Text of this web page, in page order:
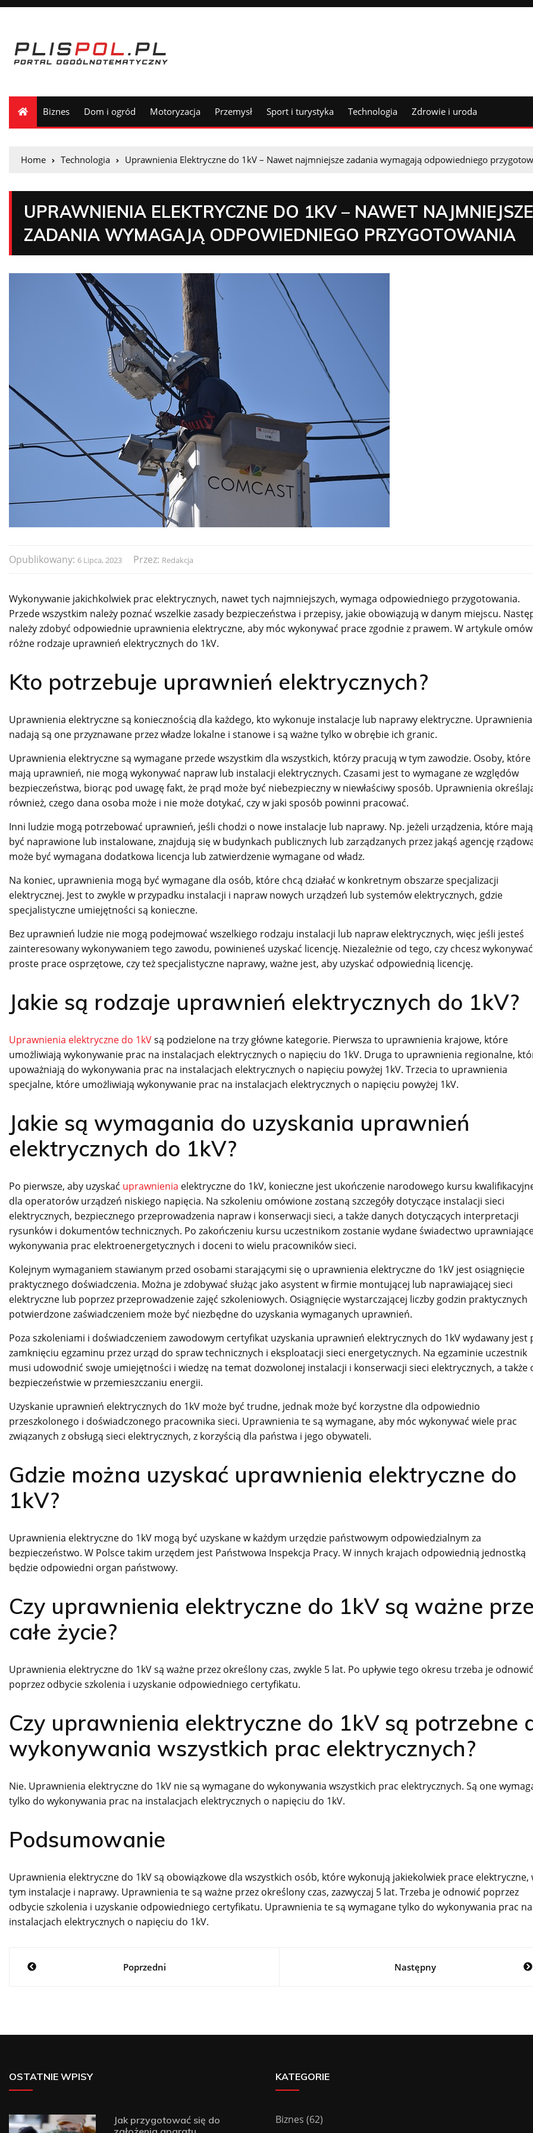
Biznes Dom i ogród Motoryzacja Przemysł Sport i turystyka Technologia Zdrowie i uroda
Home Technologia Uprawnienia Elektryczne do 1kV – Nawet najmniejsze zadania wymagają odpowiedniego
UPRAWNIENIA ELEKTRYCZNE DO 1KV – NAWET NAJMNIEJSZE
ZADANIA WYMAGAJĄ ODPOWIEDNIEGO PRZYGOTOWANIA
Opublikowany: 6 Lipca, 2023 Przez: Redakcja
Wykonywanie jakichkolwiek prac elektrycznych, nawet tych najmniejszych, wymaga odpowiedniego przygotowania.
Przede wszystkim należy poznać wszelkie zasady bezpieczeństwa i przepisy, jakie obowiązują w danym miejscu.
należy zdobyć odpowiednie uprawnienia elektryczne, aby móc wykonywać prace zgodnie z prawem. W artykule
różne rodzaje uprawnień elektrycznych do 1kV.
Kto potrzebuje uprawnień elektrycznych?
Uprawnienia elektryczne są koniecznością dla każdego, kto wykonuje instalacje lub naprawy elektryczne. Uprawnienia
nadają są one przyznawane przez władze lokalne i stanowe i są ważne tylko w obrębie ich granic.
Uprawnienia elektryczne są wymagane przede wszystkim dla wszystkich, którzy pracują w tym zawodzie. Osoby,
mają uprawnień, nie mogą wykonywać napraw lub instalacji elektrycznych. Czasami jest to wymagane ze względów
bezpieczeństwa, biorąc pod uwagę fakt, że prąd może być niebezpieczny w niewłaściwy sposób. Uprawnienia
również, czego dana osoba może i nie może dotykać, czy w jaki sposób powinni pracować.
Inni ludzie mogą potrzebować uprawnień, jeśli chodzi o nowe instalacje lub naprawy. Np. jeżeli urządzenia, które mają
być naprawione lub instalowane, znajdują się w budynkach publicznych lub zarządzanych przez jakąś agencję
może być wymagana dodatkowa licencja lub zatwierdzenie wymagane od władz.
Na koniec, uprawnienia mogą być wymagane dla osób, które chcą działać w konkretnym obszarze specjalizacji
elektrycznej. Jest to zwykle w przypadku instalacji i napraw nowych urządzeń lub systemów elektrycznych, gdzie
specjalistyczne umiejętności są konieczne.
Bez uprawnień ludzie nie mogą podejmować wszelkiego rodzaju instalacji lub napraw elektrycznych, więc jeśli jesteś
zainteresowany wykonywaniem tego zawodu, powinieneś uzyskać licencję. Niezależnie od tego, czy chcesz wykonywać
proste prace osprzętowe, czy też specjalistyczne naprawy, ważne jest, aby uzyskać odpowiednią licencję.
Jakie są rodzaje uprawnień elektrycznych do 1kV?
Uprawnienia elektryczne do 1kVsą podzielone na trzy główne kategorie. Pierwsza to uprawnienia krajowe, które
umożliwiają wykonywanie prac na instalacjach elektrycznych o napięciu do 1kV. Druga to uprawnienia regionalne,
upoważniają do wykonywania prac na instalacjach elektrycznych o napięciu powyżej 1kV. Trzecia to uprawnienia
specjalne, które umożliwiają wykonywanie prac na instalacjach elektrycznych o napięciu powyżej 1kV.
Jakie są wymagania do uzyskania uprawnień
elektrycznych do 1kV?
Po pierwsze, aby uzyskać uprawnienia elektryczne do 1kV, konieczne jest ukończenie narodowego kursu
dla operatorów urządzeń niskiego napięcia. Na szkoleniu omówione zostaną szczegóły dotyczące instalacji sieci
elektrycznych, bezpiecznego przeprowadzenia napraw i konserwacji sieci, a także danych dotyczących interpretacji
rysunków i dokumentów technicznych. Po zakończeniu kursu uczestnikom zostanie wydane świadectwo
wykonywania prac elektroenergetycznych i doceni to wielu pracowników sieci.
Kolejnym wymaganiem stawianym przed osobami starającymi się o uprawnienia elektryczne do 1kV jest osiągnięcie
praktycznego doświadczenia. Można je zdobywać służąc jako asystent w firmie montującej lub naprawiającej sieci
elektryczne lub poprzez przeprowadzenie zajęć szkoleniowych. Osiągnięcie wystarczającej liczby godzin praktycznych
potwierdzone zaświadczeniem może być niezbędne do uzyskania wymaganych uprawnień.
Poza szkoleniami i doświadczeniem zawodowym certyfikat uzyskania uprawnień elektrycznych do 1kV wydawany jest
zamknięciu egzaminu przez urząd do spraw technicznych i eksploatacji sieci energetycznych. Na egzaminie uczestnik
musi udowodnić swoje umiejętności i wiedzę na temat dozwolonej instalacji i konserwacji sieci elektrycznych, a także
bezpieczeństwie w przemieszczaniu energii.
Uzyskanie uprawnień elektrycznych do 1kV może być trudne, jednak może być korzystne dla odpowiednio
przeszkolonego i doświadczonego pracownika sieci. Uprawnienia te są wymagane, aby móc wykonywać wiele prac
związanych z obsługą sieci elektrycznych, z korzyścią dla państwa i jego obywateli.
Gdzie można uzyskać uprawnienia elektryczne do
1kV?
Uprawnienia elektryczne do 1kV mogą być uzyskane w każdym urzędzie państwowym odpowiedzialnym za
bezpieczeństwo. W Polsce takim urzędem jest Państwowa Inspekcja Pracy. W innych krajach odpowiednią jednostką
będzie odpowiedni organ państwowy.
Czy uprawnienia elektryczne do 1kV są ważne
całe życie?
Uprawnienia elektryczne do 1kV są ważne przez określony czas, zwykle 5 lat. Po upływie tego okresu trzeba je odnowić
poprzez odbycie szkolenia i uzyskanie odpowiedniego certyfikatu.
Czy uprawnienia elektryczne do 1kV są potrzebne
wykonywania wszystkich prac elektrycznych?
Nie. Uprawnienia elektryczne do 1kV nie są wymagane do wykonywania wszystkich prac elektrycznych. Są one
tylko do wykonywania prac na instalacjach elektrycznych o napięciu do 1kV.
Podsumowanie
Uprawnienia elektryczne do 1kV są obowiązkowe dla wszystkich osób, które wykonują jakiekolwiek prace elektryczne,
tym instalacje i naprawy. Uprawnienia te są ważne przez określony czas, zazwyczaj 5 lat. Trzeba je odnowić poprzez
odbycie szkolenia i uzyskanie odpowiedniego certyfikatu. Uprawnienia te są wymagane tylko do wykonywania prac na
instalacjach elektrycznych o napięciu do 1kV.
Nawigacja
Poprzedni Następny
OSTATNIE WPISY
Jak przygotować się do
KATEGORIE
Biznes (62)